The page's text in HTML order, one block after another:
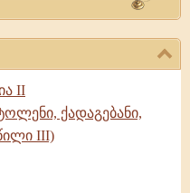
II
ქადაგებანი,
III)